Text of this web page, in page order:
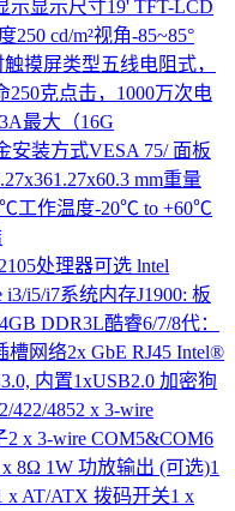
示显示尺寸19' TFT-LCD
250 cd/m²视角-85~85°
摸屏类型五线电阻式，
克点击，1000万次电
最大（16G
安装方式VESA 75/ 面板
mm重量
工作温度-20℃ to +60℃
处理器可选 lntel
i5/i7系统内存J1900: 板
DDR3L酷睿6/7/8代：
网络2x GbE RJ45 Intel®
内置1xUSB2.0 加密狗
422/4852 x 3-wire
2 x 3-wire COM5&COM6
8Ω 1W 功放输出 (可选)1
AT/ATX 拨码开关1 x